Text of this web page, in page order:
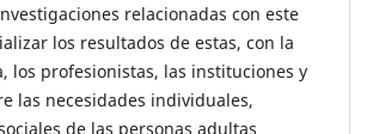
relacionadas con este
los resultados de estas, con la
profesionistas, las instituciones y
las necesidades individuales,
de las personas adultas